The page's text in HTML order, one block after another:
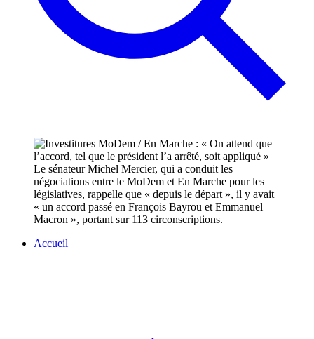
Le sénateur Michel Mercier, qui a conduit les
négociations entre le MoDem et En Marche pour les
législatives, rappelle que « depuis le départ », il y avait
« un accord passé en François Bayrou et Emmanuel
Macron », portant sur 113 circonscriptions.
Accueil